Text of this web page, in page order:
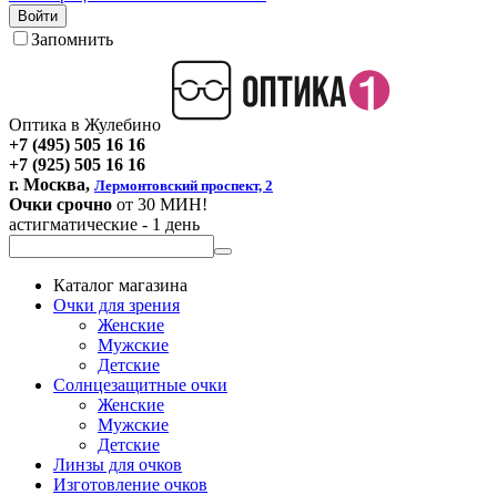
Войти
Запомнить
Оптика в Жулебино
+7 (495) 505 16 16
+7 (925) 505 16 16
г. Москва, Лермонтовский проспект, 2
Очки срочно от 30 МИН!
астигматические - 1 день
Каталог магазина
Очки для зрения
Женские
Мужские
Детские
Солнцезащитные очки
Женские
Мужские
Детские
Линзы для очков
Изготовление очков